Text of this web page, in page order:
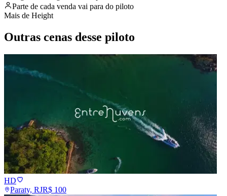
Parte de cada venda vai para do piloto
Mais de Height
Outras cenas desse piloto
HD
Paraty, RJR$ 100